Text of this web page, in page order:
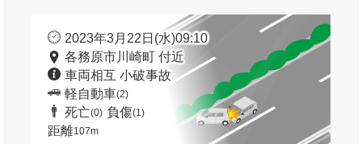
2023年3月22日(水)09:10
各務原市川崎町 付近
車両相互 小破事故
軽自動車(2)
死亡(0) 負傷(1)
距離107m